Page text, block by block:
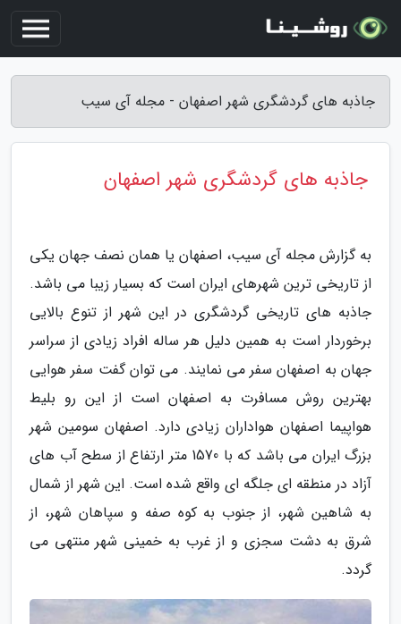
جاذبه های گردشگری شهر اصفهان - مجله آی سیب
جاذبه های گردشگری شهر اصفهان
به گزارش مجله آی سیب، اصفهان یا همان نصف جهان یکی
از تاریخی ترین شهرهای ایران است که بسیار زیبا می باشد.
جاذبه های تاریخی گردشگری در این شهر از تنوع بالایی
برخوردار است به همین دلیل هر ساله افراد زیادی از سراسر
جهان به اصفهان سفر می نمایند. می توان گفت سفر هوایی
بهترین روش مسافرت به اصفهان است از این رو بلیط
هواپیما اصفهان هواداران زیادی دارد. اصفهان سومین شهر
بزرگ ایران می باشد که با 1570 متر ارتفاع از سطح آب های
آزاد در منطقه ای جلگه ای واقع شده است. این شهر از شمال
به شاهین شهر، از جنوب به کوه صفه و سپاهان شهر، از
شرق به دشت سجزی و از غرب به خمینی شهر منتهی می
گردد.